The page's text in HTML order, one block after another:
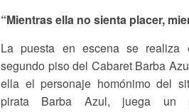
“Mientras ella no sienta placer,
La puesta en escena se realiza
segundo piso del Cabaret Barba
ella el personaje homónimo del
pirata Barba Azul, juega un